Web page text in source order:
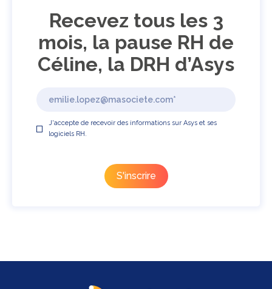
Recevez tous les 3
mois, la pause RH de
Céline, la DRH d’Asys
J'accepte de recevoir des informations sur Asys et ses
logiciels RH.